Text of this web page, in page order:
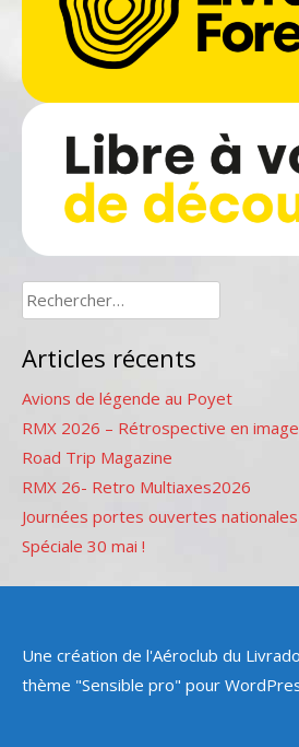
Rechercher :
Articles récents
Avions de légende au Poyet
RMX 2026 – Rétrospective en
Road Trip Magazine
RMX 26- Retro Multiaxes2026
Journées portes ouvertes
Spéciale 30 mai !
Une création de l'Aéroclub du
thème "Sensible pro" pour